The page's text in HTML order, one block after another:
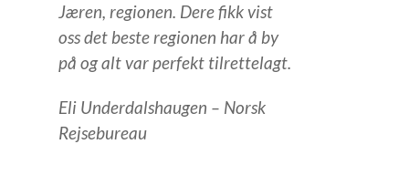
Jæren, regionen. Dere fikk vist
oss det beste regionen har å by
på og alt var perfekt tilrettelagt.
Eli Underdalshaugen – Norsk
Rejsebureau